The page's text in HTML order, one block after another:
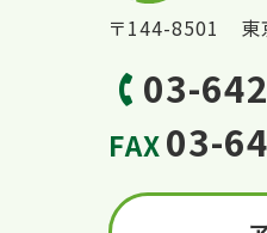
〒144-8501 東
03-
FAX03-